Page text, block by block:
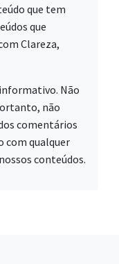
que tem
que
Clareza,
Não
não
comentários
com qualquer
conteúdos.